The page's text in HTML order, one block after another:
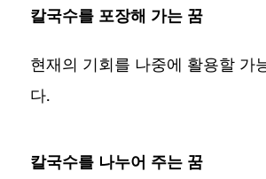
칼국수를 포장해 가는 꿈
현재의 기회를 나중에 활용할 가
다.
칼국수를 나누어 주는 꿈